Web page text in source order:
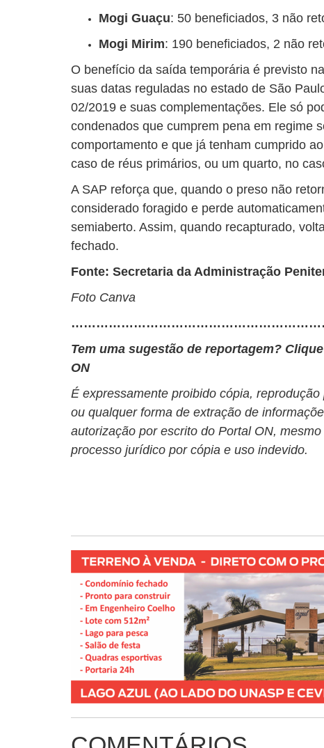
Mogi Guaçu: 50 beneficiados, 3 não
Mogi Mirim: 190 beneficiados, 2 não
O benefício da saída temporária é previsto
suas datas reguladas no estado de São
02/2019 e suas complementações. Ele só
condenados que cumprem pena em regime
comportamento e que já tenham cumprido
caso de réus primários, ou um quarto, no
A SAP reforça que, quando o preso não
considerado foragido e perde
semiaberto. Assim, quando recapturado,
fechado.
Fonte: Secretaria da Administração
Foto Canva
Tem uma sugestão de reportagem? Clique
ON
É expressamente proibido cópia,
ou qualquer forma de extração de
autorização por escrito do Portal ON,
processo jurídico por cópia e uso indevido.